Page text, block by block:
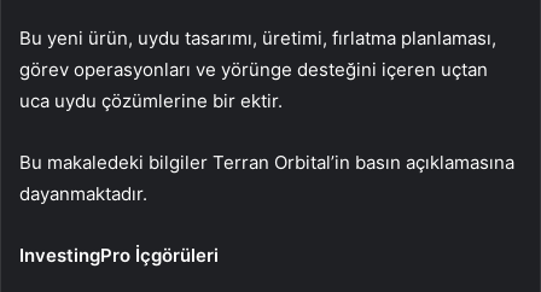
Bu yeni ürün, uydu tasarımı, üretimi, fırlatma planlaması,
görev operasyonları ve yörünge desteğini içeren uçtan
uca uydu çözümlerine bir ektir.
Bu makaledeki bilgiler Terran Orbital’in basın açıklamasına
dayanmaktadır.
InvestingPro İçgörüleri